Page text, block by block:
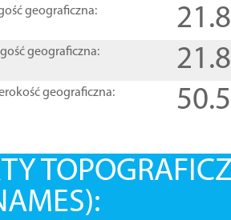
geograficzna:
geograficzna:
geograficzna: